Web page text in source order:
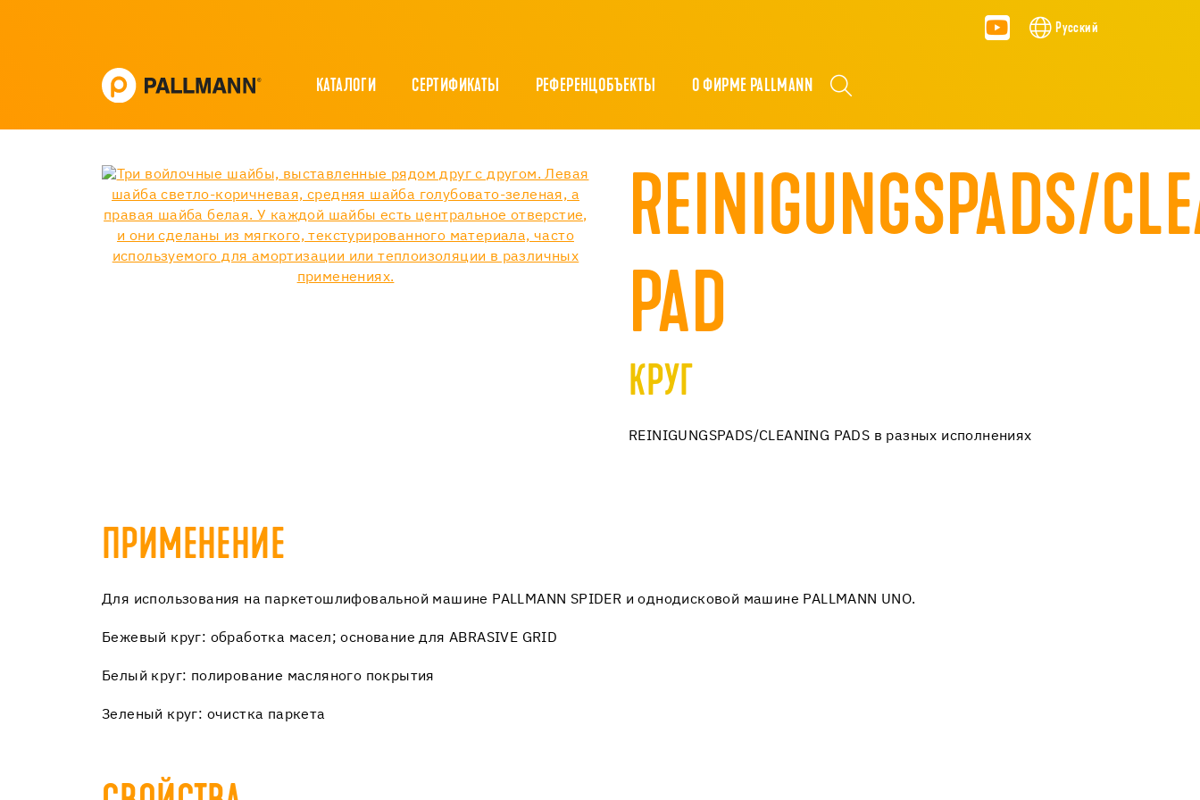
Русский
КАТАЛОГИ СЕРТИФИКАТЫ РЕФЕРЕНЦОБЪЕКТЫ О ФИРМЕ PALLMANN
REINIGUNGSPADS/
PAD
КРУГ
REINIGUNGSPADS/CLEANING PADS в разных исполнениях
ПРИМЕНЕНИЕ
Для использования на паркетошлифовальной машине PALLMANN SPIDER и однодисковой машине PALLMANN UNO.
Бежевый круг: обработка масел; основание для ABRASIVE GRID
Белый круг: полирование масляного покрытия
Зеленый круг: очистка паркета